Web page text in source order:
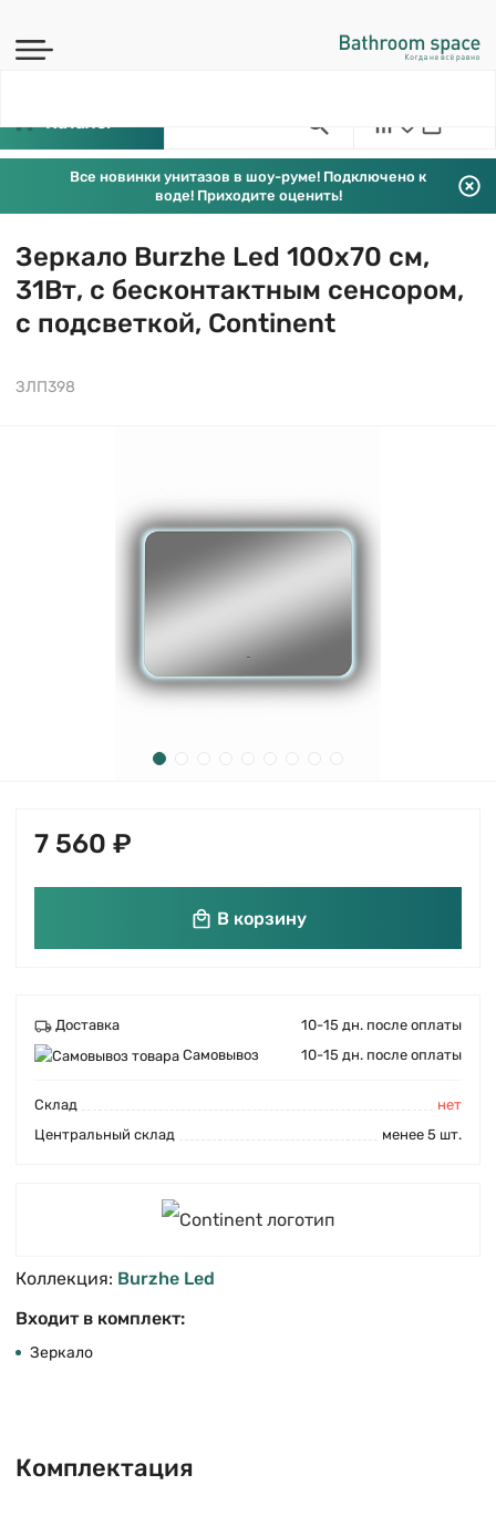
Каталог
Все новинки унитазов в шоу-руме! Подключено к
воде! Приходите оценить!
Зеркало Burzhe Led 100х70 см,
31Вт, с бесконтактным сенсором,
с подсветкой, Continent
ЗЛП398
7 560 ₽
В корзину
Доставка
10-15 дн. после оплаты
Самовывоз
10-15 дн. после оплаты
Cклад
нет
Центральный склад
менее 5 шт.
Коллекция: Burzhe Led
Входит в комплект:
Зеркало
Комплектация